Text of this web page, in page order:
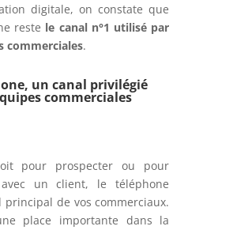
digitale, on constate que
reste le canal n°1 utilisé par
commerciales.
un canal privilégié
commerciales
pour prospecter ou pour
un client, le téléphone
principal de vos commerciaux.
place importante dans la